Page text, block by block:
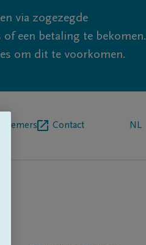
via zogezegde
een betaling te bekomen.
om dit te voorkomen.
Contact NL